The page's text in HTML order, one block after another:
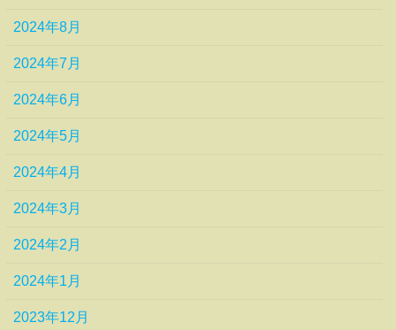
2024年8月
2024年7月
2024年6月
2024年5月
2024年4月
2024年3月
2024年2月
2024年1月
2023年12月